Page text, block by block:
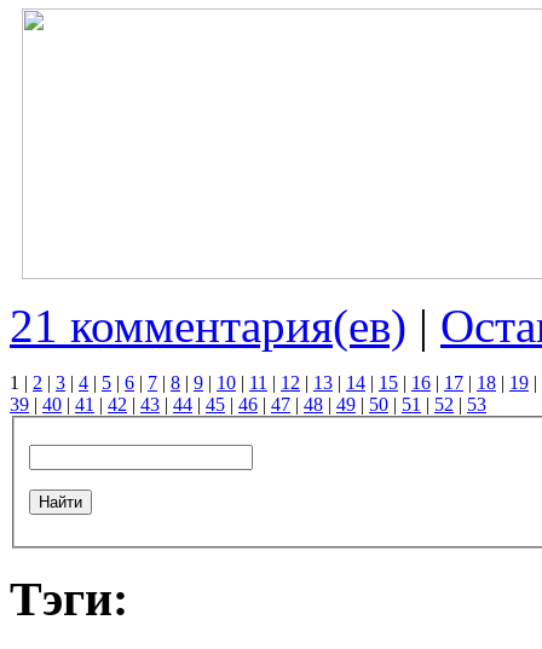
21 комментария(ев) |
1 | 2 | 3 | 4 | 5 | 6 | 7 | 8 | 9 | 10 | 11 | 12 | 13 | 14 | 15 | 16 | 17 | 18 | 19 |
39 | 40 | 41 | 42 | 43 | 44 | 45 | 46 | 47 | 48 | 49 | 50 | 51 | 52 | 53
Тэги: